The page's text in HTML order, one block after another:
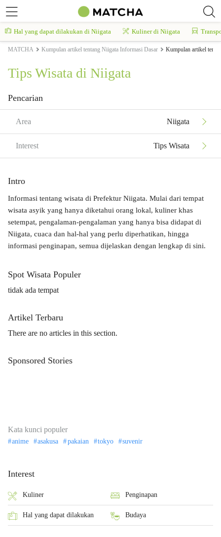
Hal yang dapat dilakukan di Niigata Kuliner di Niigata
MATCHA Kumpulan artikel tentang Niigata Informasi Dasar Kumpulan artikel
Tips Wisata di Niigata
Pencarian
Area Niigata
Interest Tips Wisata
Intro
Informasi tentang wisata di Prefektur Niigata. Mulai dari tempat
wisata asyik yang hanya diketahui orang lokal, kuliner khas
setempat, pengalaman-pengalaman yang hanya bisa didapat di
Niigata, cuaca dan hal-hal yang perlu diperhatikan, hingga
informasi penginapan, semua dijelaskan dengan lengkap di sini.
Spot Wisata Populer
tidak ada tempat
Artikel Terbaru
There are no articles in this section.
Sponsored Stories
Kata kunci populer
anime asakusa pakaian tokyo suvenir
Interest
Kuliner Penginapan
Hal yang dapat dilakukan Budaya